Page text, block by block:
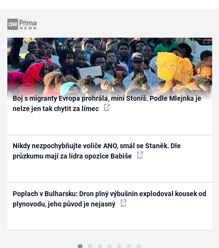
Boj s migranty Evropa prohrála, míní Stoniš. Podle Mlejnka je
nelze jen tak chytit za límec
Nikdy nezpochybňujte voliče ANO, smál se Staněk. Dle
průzkumu mají za lídra opozice Babiše
Poplach v Bulharsku: Dron plný výbušnin explodoval kousek od
plynovodu, jeho původ je nejasný